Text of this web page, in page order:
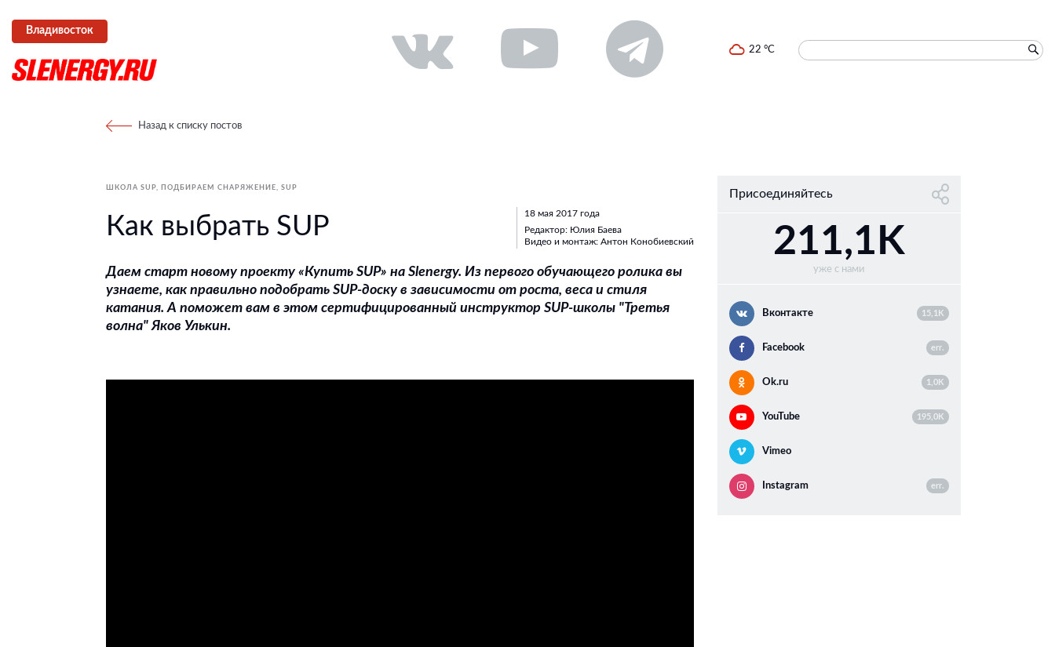
Владивосток
22 °C
Назад к списку постов
ШКОЛА SUP ПОДБИРАЕМ СНАРЯЖЕНИЕ SUP
Как выбрать SUP
18 мая 2017 года
Редактор: Юлия Баева
Видео и монтаж: Антон Конобиевский
Даем старт новому проекту «Купить SUP» на Slenergy. Из первого обучающего ролика вы
узнаете, как правильно подобрать SUP-доску в зависимости от роста, веса и стиля
катания. А поможет вам в этом сертифицированный инструктор SUP-школы "Третья
волна"Яков Улькин.
Присоединяйтесь
211,1K
уже с нами
Вконтакте 15,1K
Facebook err.
Ok.ru 1,0K
YouTube 195,0K
Vimeo
Instagram err.